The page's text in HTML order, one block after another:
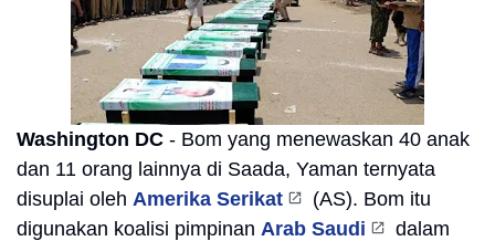
Washington DC - Bom yang menewaskan 40 anak
dan 11 orang lainnya di Saada, Yaman ternyata
disuplai oleh Amerika Serikat
(AS). Bom itu
digunakan koalisi pimpinan Arab Saudi
dalam